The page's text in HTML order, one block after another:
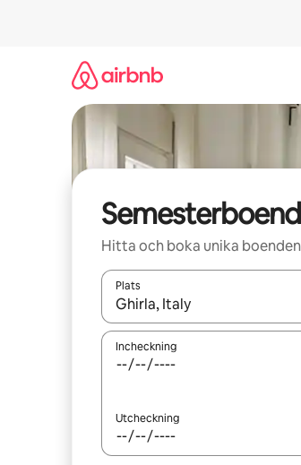
Hitta och boka unika
Plats
När resultaten är tillgängliga
Incheckning
Utcheckning